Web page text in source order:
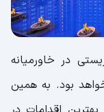
در خاورمیانه
بود. به همین